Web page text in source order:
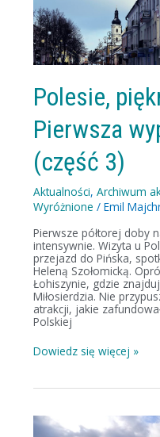
Polesie,
Pierwsza
(część 3)
Aktualności,Archiwum
Wyróżnione /Emil
Pierwsze półtorej doby
intensywnie. Wizyta u
przejazd do Pińska,
Heleną Szołomicką.
Łohiszynie, gdzie
Miłosierdzia. Nie
atrakcji, jakie
Polskiej
piękne
Polesie…
Pierwsza
wyprawa
na
(część
3)
Dowiedz się więcej »
Polesie,
piękne